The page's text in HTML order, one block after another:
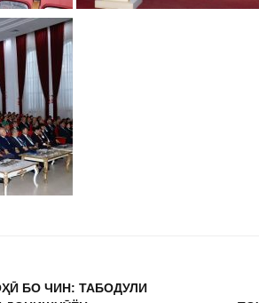
БО ЧИН: ТАБОДУЛИ